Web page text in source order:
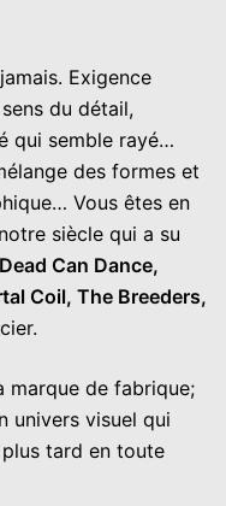
Exigence
du détail,
qui semble rayé…
des formes et
Vous êtes en
siècle qui a su
Dead Can Dance,
Coil, The Breeders,
marque de fabrique;
univers visuel qui
plus tard en toute